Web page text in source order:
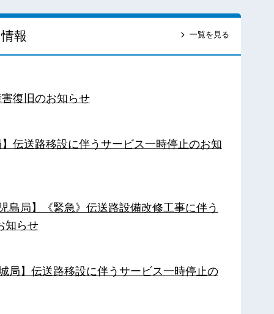
報 一覧を見る
復旧のお知らせ
伝送路移設に伴うサービス一時停止のお知
島局】《緊急》伝送路設備改修工事に伴う
知らせ
局】伝送路移設に伴うサービス一時停止の